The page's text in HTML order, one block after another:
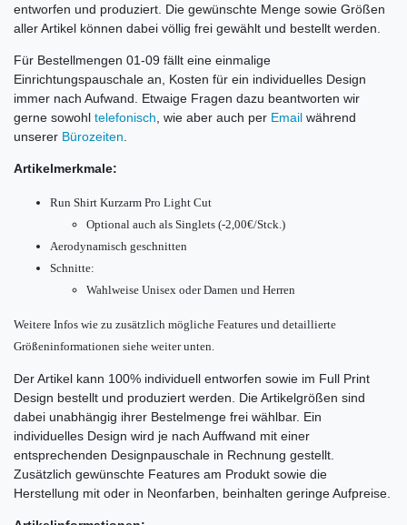
entworfen und produziert. Die gewünschte Menge sowie Größen
aller Artikel können dabei völlig frei gewählt und bestellt werden.
Für Bestellmengen 01-09 fällt eine einmalige
Einrichtungspauschale an, Kosten für ein individuelles Design
immer nach Aufwand. Etwaige Fragen dazu beantworten wir
gerne sowohl telefonisch, wie aber auch per Email während
unserer Bürozeiten.
Artikelmerkmale:
Run Shirt Kurzarm Pro Light Cut
Optional auch als Singlets (-2,00€/Stck.)
Aerodynamisch geschnitten
Schnitte:
Wahlweise Unisex oder Damen und Herren
Weitere Infos wie zu zusätzlich mögliche Features und detaillierte
Größeninformationen siehe weiter unten.
Der Artikel kann 100% individuell entworfen sowie im Full Print
Design bestellt und produziert werden. Die Artikelgrößen sind
dabei unabhängig ihrer Bestelmenge frei wählbar. Ein
individuelles Design wird je nach Auffwand mit einer
entsprechenden Designpauschale in Rechnung gestellt.
Zusätzlich gewünschte Features am Produkt sowie die
Herstellung mit oder in Neonfarben, beinhalten geringe Aufpreise.